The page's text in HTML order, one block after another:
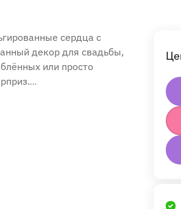
сердца с
декор для свадьбы,
или просто